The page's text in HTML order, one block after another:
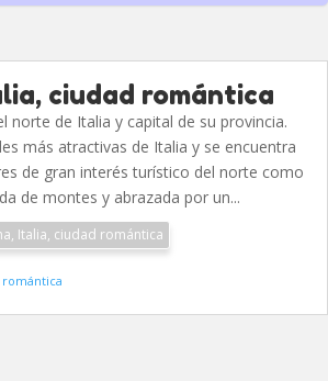
ciudad romántica
norte de Italia y capital de su provincia.
más atractivas de Italia y se encuentra
de gran interés turístico del norte como
de montes y abrazada por un...
Italia, ciudad romántica
romántica